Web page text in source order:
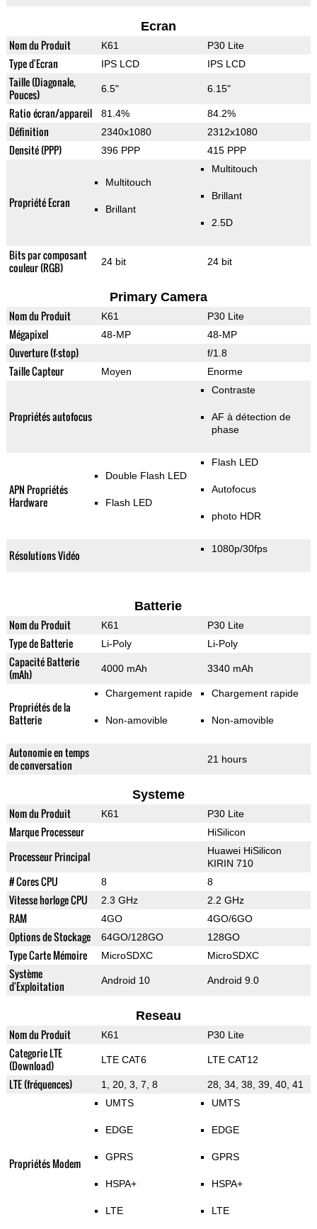
Ecran
Nom du Produit K61 P30 Lite
Type d'Ecran IPS LCD IPS LCD
Taille (Diagonale,
Pouces)
6.5" 6.15"
Ratio écran/appareil 81.4% 84.2%
Définition 2340x1080 2312x1080
Densité (PPP) 396 PPP 415 PPP
Propriété Ecran
Multitouch
Brillant
Multitouch
Brillant
2.5D
Bits par composant
couleur (RGB)
24 bit 24 bit
Primary Camera
Nom du Produit K61 P30 Lite
Mégapixel 48-MP 48-MP
Ouverture (f-stop) f/1.8
Taille Capteur Moyen Enorme
Propriétés autofocus
Contraste
AF à détection de
phase
APN Propriétés
Hardware
Double Flash LED
Flash LED
Flash LED
Autofocus
photo HDR
Résolutions Vidéo 1080p/30fps
Batterie
Nom du Produit K61 P30 Lite
Type de Batterie Li-Poly Li-Poly
Capacité Batterie
(mAh)
4000 mAh 3340 mAh
Propriétés de la
Batterie
Chargement rapide
Non-amovible
Chargement rapide
Non-amovible
Autonomie en temps
de conversation
21 hours
Systeme
Nom du Produit K61 P30 Lite
Marque Processeur HiSilicon
Processeur Principal
Huawei HiSilicon
KIRIN 710
# Cores CPU 8 8
Vitesse horloge CPU 2.3 GHz 2.2 GHz
RAM 4GO 4GO/6GO
Options de Stockage 64GO/128GO 128GO
Type Carte Mémoire MicroSDXC MicroSDXC
Système
d'Exploitation
Android 10 Android 9.0
Reseau
Nom du Produit K61 P30 Lite
Categorie LTE
(Download)
LTE CAT6 LTE CAT12
LTE (fréquences) 1, 20, 3, 7, 8 28, 34, 38, 39, 40, 41
Propriétés Modem
UMTS
EDGE
GPRS
HSPA+
LTE
UMTS
EDGE
GPRS
HSPA+
LTE